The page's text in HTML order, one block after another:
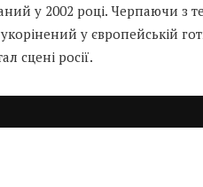
у 2002 році. Черпаючи з
у європейській
сцені росії.